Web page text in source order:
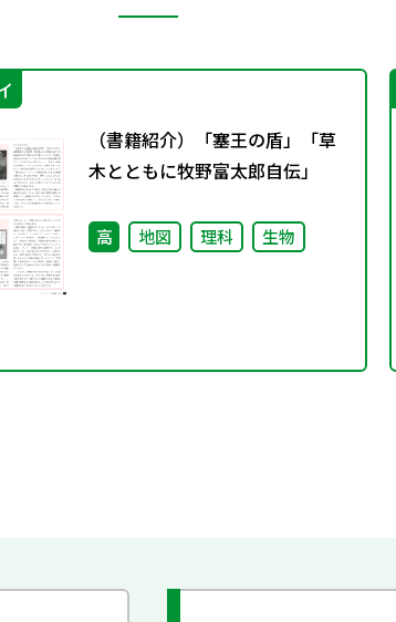
（書籍紹介）「塞王の盾」「草
木とともに牧野富太郎自伝」
高 地図 理科 生物